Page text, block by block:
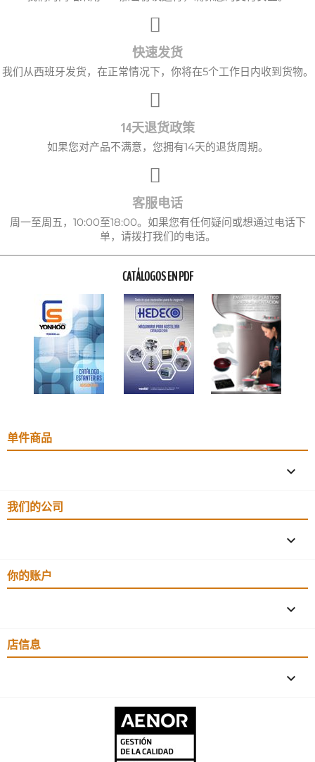
快速发货
我们从西班牙发货，在正常情况下，你将在5个工作日内收到货物。
14天退货政策
如果您对产品不满意，您拥有14天的退货周期。
客服电话
周一至周五，10:00至18:00。如果您有任何疑问或想通过电话下
单，请拨打我们的电话。
CATÁLOGOS EN PDF
单件商品

我们的公司

你的账户

店信息
keyboard_arrow_down